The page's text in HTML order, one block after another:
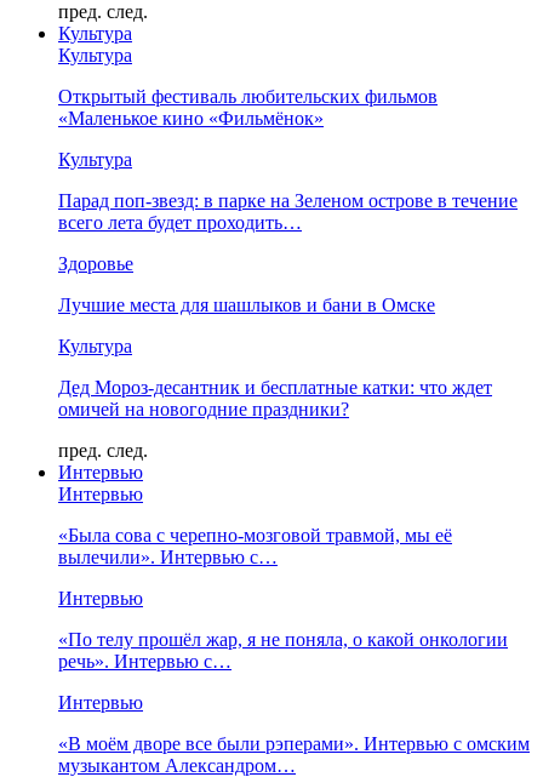
пред. след.
Культура
Культура
Открытый фестиваль любительских фильмов
«Маленькое кино «Фильмёнок»
Культура
Парад поп-звезд: в парке на Зеленом острове в течение
всего лета будет проходить…
Здоровье
Лучшие места для шашлыков и бани в Омске
Культура
Дед Мороз-десантник и бесплатные катки: что ждет
омичей на новогодние праздники?
пред. след.
Интервью
Интервью
«Была сова с черепно-мозговой травмой, мы её
вылечили». Интервью с…
Интервью
«По телу прошёл жар, я не поняла, о какой онкологии
речь». Интервью с…
Интервью
«В моём дворе все были рэперами». Интервью с омским
музыкантом Александром…